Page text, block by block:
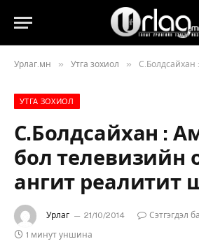
Урлаг.мн » Утга зохиол » С.Болдсайхан : Амьдрал
УТГА ЗОХИОЛ
С.Болдсайхан :
бол телевизийн
ангит реалитит
Урлаг 21/10/2014
Сэтгэгдэл
1 минут уншина